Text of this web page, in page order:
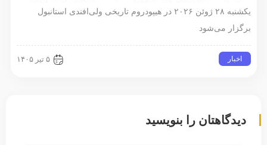
یکشنبه ۲۸ ژوئن ۲۰۲۶ در هیپودروم تاریخی ولی‌افندی استانبول
برگزار می‌شود
اخبار ۵ تیر ۱۴۰۵
دیدگاهتان را بنویسید